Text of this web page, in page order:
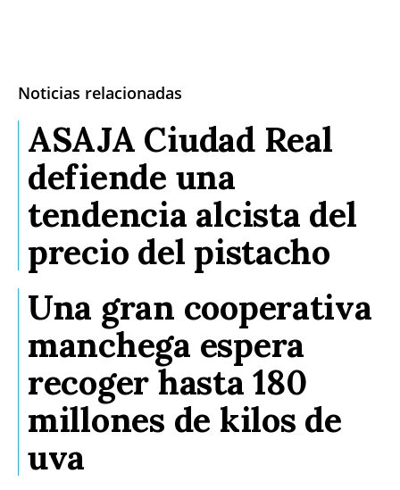
Noticias relacionadas
ASAJA Ciudad Real
defiende una
tendencia alcista del
precio del pistacho
Una gran cooperativa
manchega espera
recoger hasta 180
millones de kilos de
uva